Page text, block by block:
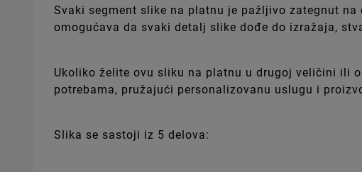
Svaki segment slike na platnu je pažljivo zategnut
omogućava da svaki detalj slike dođe do izražaja,
Ukoliko želite ovu sliku na platnu u drugoj veličini ili
potrebama, pružajući personalizovanu uslugu i
Slika se sastoji iz 5 delova: